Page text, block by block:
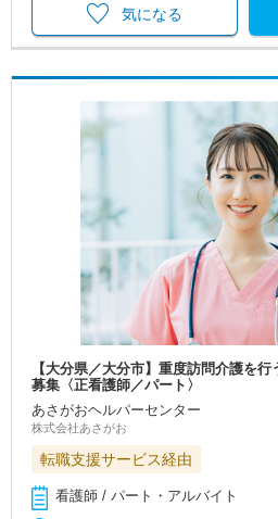
気になる
【大分県／大分市】重度訪問介護を
募集〈正看護師／パート〉
あさがおヘルパーセンター
株式会社あさがお
転職支援サービス経由
看護師 / パート・アルバイト